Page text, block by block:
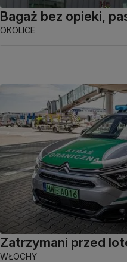
Bagaż bez opieki,
OKOLICE
Zatrzymani przed
WŁOCHY